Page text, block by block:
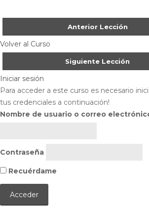
Anterior Lección
Volver al Curso
Siguiente Lección
Iniciar sesión
Para acceder a este curso es necesario
tus credenciales a continuación!
Nombre de usuario o correo
Contraseña
Recuérdame